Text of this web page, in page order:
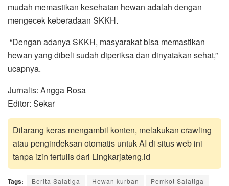
mudah memastikan kesehatan hewan adalah dengan
mengecek keberadaan SKKH.
“Dengan adanya SKKH, masyarakat bisa memastikan
hewan yang dibeli sudah diperiksa dan dinyatakan sehat,”
ucapnya.
Jurnalis: Angga Rosa
Editor: Sekar
Dilarang keras mengambil konten, melakukan crawling
atau pengindeksan otomatis untuk AI di situs web ini
tanpa izin tertulis dari Lingkarjateng.id
Tags: Berita Salatiga Hewan kurban Pemkot Salatiga